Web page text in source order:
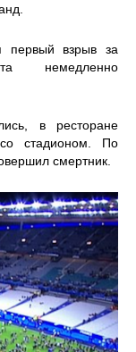
первый взрыв за
немедленно
в ресторане
стадионом. По
смертник.